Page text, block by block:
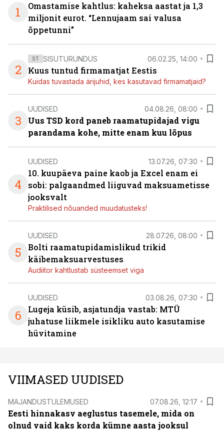
1
Omastamise kahtlus: kaheksa aastat ja 1,3
miljonit eurot. “Lennujaam sai valusa
õppetunni”
2
ST SISUTURUNDUS 06.02.25, 14:00
Kuus tuntud firmamatjat Eestis
Kuidas tuvastada ärijuhid, kes kasutavad firmamatjaid?
3
UUDISED 04.08.26, 08:00
Uus TSD kord paneb raamatupidajad vigu
parandama kohe, mitte enam kuu lõpus
4
UUDISED 13.07.26, 07:30
10. kuupäeva paine kaob ja Excel enam ei
sobi: palgaandmed liiguvad maksuametisse
jooksvalt
Praktilised nõuanded muudatusteks!
5
UUDISED 28.07.26, 08:00
Bolti raamatupidamislikud trikid
käibemaksuarvestuses
Audiitor kahtlustab süsteemset viga
6
UUDISED 03.08.26, 07:30
Lugeja küsib, asjatundja vastab: MTÜ
juhatuse liikmele isikliku auto kasutamise
hüvitamine
VIIMASED UUDISED
MAJANDUSTULEMUSED 07.08.26, 12:17
Eesti hinnakasv aeglustus tasemele, mida on
olnud vaid kaks korda kümne aasta jooksul